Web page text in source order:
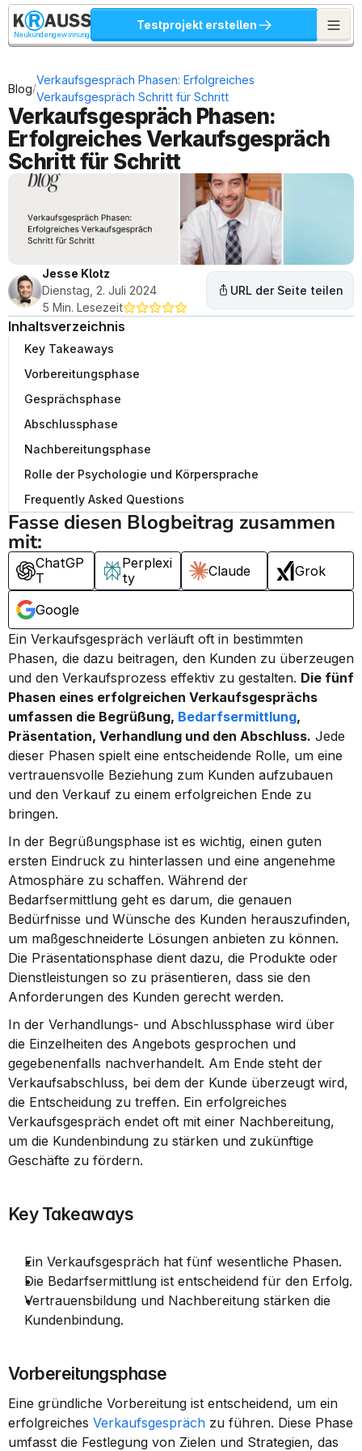
Neukundengewinnung
Testprojekt erstellen
Blog/
Verkaufsgespräch Phasen: Erfolgreiches
Verkaufsgespräch Schritt für Schritt
Verkaufsgespräch Phasen:
Erfolgreiches Verkaufsgespräch
Schritt für Schritt
Jesse Klotz
Dienstag, 2. Juli 2024
5 Min. Lesezeit
URL der Seite teilen
Inhaltsverzeichnis
Key Takeaways
Vorbereitungsphase
Gesprächsphase
Abschlussphase
Nachbereitungsphase
Rolle der Psychologie und Körpersprache
Frequently Asked Questions
Fasse diesen Blogbeitrag zusammen
mit:
ChatGP
T
Perplexi
ty
Claude Grok
Google
Ein Verkaufsgespräch verläuft oft in bestimmten
Phasen, die dazu beitragen, den Kunden zu überzeugen
und den Verkaufsprozess effektiv zu gestalten. Die fünf
Phasen eines erfolgreichen Verkaufsgesprächs
umfassen die Begrüßung, Bedarfsermittlung,
Präsentation, Verhandlung und den Abschluss. Jede
dieser Phasen spielt eine entscheidende Rolle, um eine
vertrauensvolle Beziehung zum Kunden aufzubauen
und den Verkauf zu einem erfolgreichen Ende zu
bringen.
In der Begrüßungsphase ist es wichtig, einen guten
ersten Eindruck zu hinterlassen und eine angenehme
Atmosphäre zu schaffen. Während der
Bedarfsermittlung geht es darum, die genauen
Bedürfnisse und Wünsche des Kunden herauszufinden,
um maßgeschneiderte Lösungen anbieten zu können.
Die Präsentationsphase dient dazu, die Produkte oder
Dienstleistungen so zu präsentieren, dass sie den
Anforderungen des Kunden gerecht werden.
In der Verhandlungs- und Abschlussphase wird über
die Einzelheiten des Angebots gesprochen und
gegebenenfalls nachverhandelt. Am Ende steht der
Verkaufsabschluss, bei dem der Kunde überzeugt wird,
die Entscheidung zu treffen. Ein erfolgreiches
Verkaufsgespräch endet oft mit einer Nachbereitung,
um die Kundenbindung zu stärken und zukünftige
Geschäfte zu fördern.
Key Takeaways
Ein Verkaufsgespräch hat fünf wesentliche Phasen.
Die Bedarfsermittlung ist entscheidend für den Erfolg.
Vertrauensbildung und Nachbereitung stärken die
Kundenbindung.
Vorbereitungsphase
Eine gründliche Vorbereitung ist entscheidend, um ein
erfolgreiches Verkaufsgespräch zu führen. Diese Phase
umfasst die Festlegung von Zielen und Strategien, das